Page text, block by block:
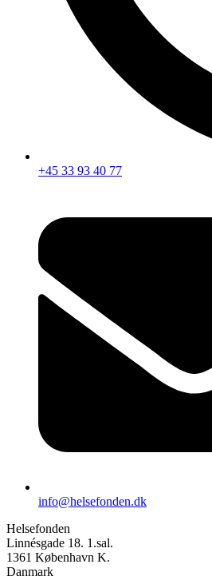
+45 33 93 40 77
info@helsefonden.dk
Helsefonden
Linnésgade 18. 1.sal.
1361 København K.
Danmark